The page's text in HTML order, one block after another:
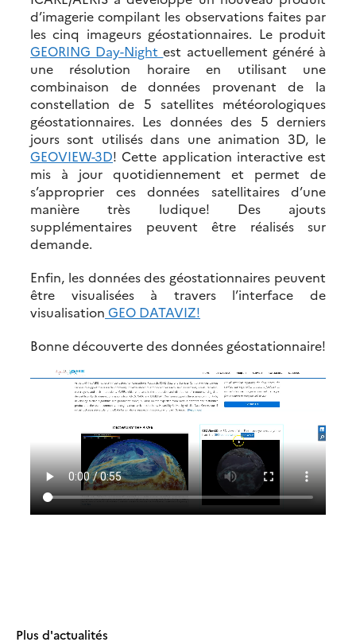
d’imagerie compilant les observations faites par
les cinq imageurs géostationnaires. Le produit
GEORING Day-Nightest actuellement généré à
une résolution horaire en utilisant une
combinaison de données provenant de la
constellation de 5 satellites météorologiques
géostationnaires. Les données des 5 derniers
jours sont utilisés dans une animation 3D, le
GEOVIEW-3D! Cette application interactive est
mis à jour quotidiennement et permet de
s’approprier ces données satellitaires d’une
manière très ludique! Des ajouts
supplémentaires peuvent être réalisés sur
demande.
Enfin, les données des géostationnaires peuvent
être visualisées à travers l’interface de
visualisation GEO DATAVIZ!
Bonne découverte des données géostationnaire!
Plus d'actualités